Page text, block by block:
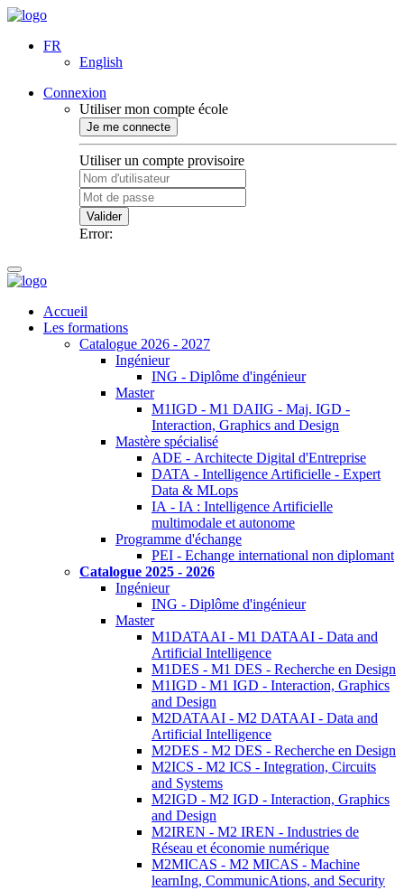
FR
English
Connexion
Utiliser mon compte école
Je me connecte
Utiliser un compte provisoire
Valider
Error:
Accueil
Les formations
Catalogue 2026 - 2027
Ingénieur
ING - Diplôme d'ingénieur
Master
M1IGD - M1 DAIIG - Maj. IGD -
Interaction, Graphics and Design
Mastère spécialisé
ADE - Architecte Digital d'Entreprise
DATA - Intelligence Artificielle - Expert
Data & MLops
IA - IA : Intelligence Artificielle
multimodale et autonome
Programme d'échange
PEI - Echange international non diplomant
Catalogue 2025 - 2026
Ingénieur
ING - Diplôme d'ingénieur
Master
M1DATAAI - M1 DATAAI - Data and
Artificial Intelligence
M1DES - M1 DES - Recherche en Design
M1IGD - M1 IGD - Interaction, Graphics
and Design
M2DATAAI - M2 DATAAI - Data and
Artificial Intelligence
M2DES - M2 DES - Recherche en Design
M2ICS - M2 ICS - Integration, Circuits
and Systems
M2IGD - M2 IGD - Interaction, Graphics
and Design
M2IREN - M2 IREN - Industries de
Réseau et économie numérique
M2MICAS - M2 MICAS - Machine
learnIng, CommunicAtions, and Security